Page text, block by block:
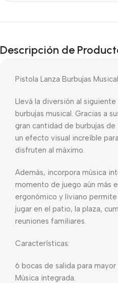
Descripción de
Pistola Lanza Burbujas
Llevá la diversión al
burbujas musical. Gracias a
gran cantidad de burbujas
un efecto visual increíble
disfruten al máximo.
Además, incorpora música
momento de juego aún más
ergonómico y liviano
jugar en el patio, la plaza,
reuniones familiares.
Características:
6 bocas de salida para
Música integrada.